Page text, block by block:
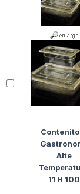
Alte
11 H 100